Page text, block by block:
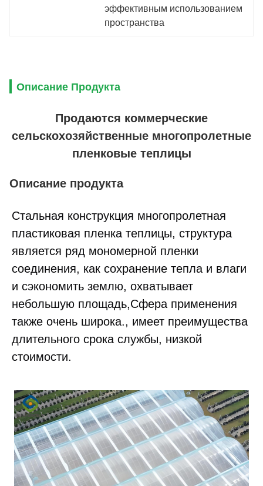
эффективным использованием
пространства
Описание Продукта
Продаются коммерческие
сельскохозяйственные многопролетные
пленковые теплицы
Описание продукта
Стальная конструкция многопролетная
пластиковая пленка теплицы, структура
является ряд мономерной пленки
соединения, как сохранение тепла и влаги
и сэкономить землю, охватывает
небольшую площадь,Сфера применения
также очень широка., имеет преимущества
длительного срока службы, низкой
стоимости.